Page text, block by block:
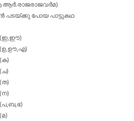
പടയ്‌ക്കു പോയ പാട്ടുകഥ